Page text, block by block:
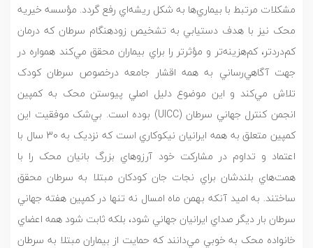
مشکلات مرتبط با بيماري‌ها به شکل ريشه‌اي رفع گردد. مؤسسه خيريه
محک نيز با هدف دستيابي به تشخيص زودهنگام سرطان که درمان
کم‌دردتر، کم‌هزينه‌تر و مؤثرتر را براي بيماران محقق مي‌کند همواره در
جهت آگاهي‌رساني به همه اقشار جامعه درخصوص سرطان کودک
تلاش مي‌کند و اين موضوع دليل اصلي پيوستن محک به کمپين
انجمن کنترل جهاني سرطان (UICC) بوده است. بي‌شک موفقيت اين
کمپين متعلق به همه ايرانيان نيکوکاري است که نزديک به 30 سال با
اعتماد و تداوم در مشارکت خود آرزوهاي بزرگ بانيان محک را با
همت‌هاي بلندشان براي نجات جان کودکان مبتلا به سرطان محقق
ساختند. به اميد آنکه بهمن ماه امسال نه تنها در کمپين هفته جهاني
سرطان بار ديگر صداي ايرانيان جهاني شود، بلکه ثابت شود همه اعضاي
خانواده محک به خوبي مي‌دانند که حمايت از بيماران مبتلا به سرطان